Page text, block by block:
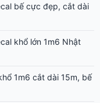
bế cực đẹp, cắt dài
khổ lớn 1m6 Nhật
1m6 cắt dài 15m, bế